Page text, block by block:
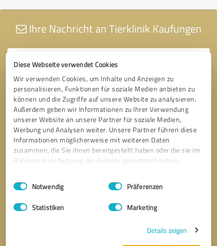
Diese Webseite verwendet Cookies
Wir verwenden Cookies, um Inhalte und Anzeigen zu
personalisieren, Funktionen für soziale Medien anbieten zu
können und die Zugriffe auf unsere Website zu analysieren.
Außerdem geben wir Informationen zu Ihrer Verwendung
unserer Website an unsere Partner für soziale Medien,
Werbung und Analysen weiter. Unsere Partner führen diese
Informationen möglicherweise mit weiteren Daten
zusammen, die Sie ihnen bereitgestellt haben oder die sie im
Rahmen Ihrer Nutzung der Dienste gesammelt haben.
Impressum Datenschutzbestimmungen
Einwilligungsauswahl
Notwendig Präferenzen
Statistiken Marketing
Details zeigen
Ihre Nachricht an Tierklinik Kaufungen